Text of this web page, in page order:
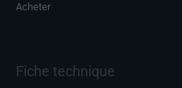
Acheter
Fiche technique